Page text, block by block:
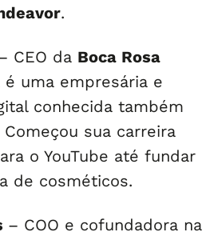
.
CEO da Boca Rosa
é uma empresária e
conhecida também
Começou sua carreira
o YouTube até fundar
de cosméticos.
– COO e cofundadora na